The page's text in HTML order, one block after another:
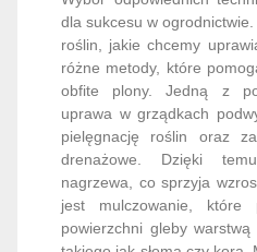
dla sukcesu w
roślin, jakie chcemy
różne metody, które
obfite plony. Jedną z
uprawa w grządkach
pielęgnację roślin oraz
drenażowe. Dzięki
nagrzewa, co sprzyja
jest mulczowanie, które
powierzchni gleby warstwą